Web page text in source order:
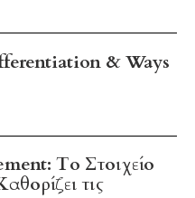
& Ways
Το Στοιχείο
τις